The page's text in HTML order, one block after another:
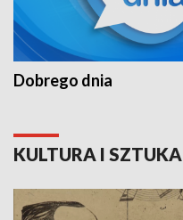
Dobrego dnia
KULTURA I SZTUKA